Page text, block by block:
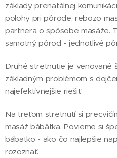
základy prenatálnej
polohy pri pôrode, rebozo
partnera o spôsobe masáže.
samotný pôrod - jednotlivé
Druhé stretnutie je venované
základným problémom s
najefektívnejšie riešiť.
Na treťom stretnutí si
masáž bábätka. Povieme si
bábätko - ako čo najlepšie
rozoznať.